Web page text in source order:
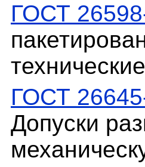
ГОСТ
ГОСТ
Допуски